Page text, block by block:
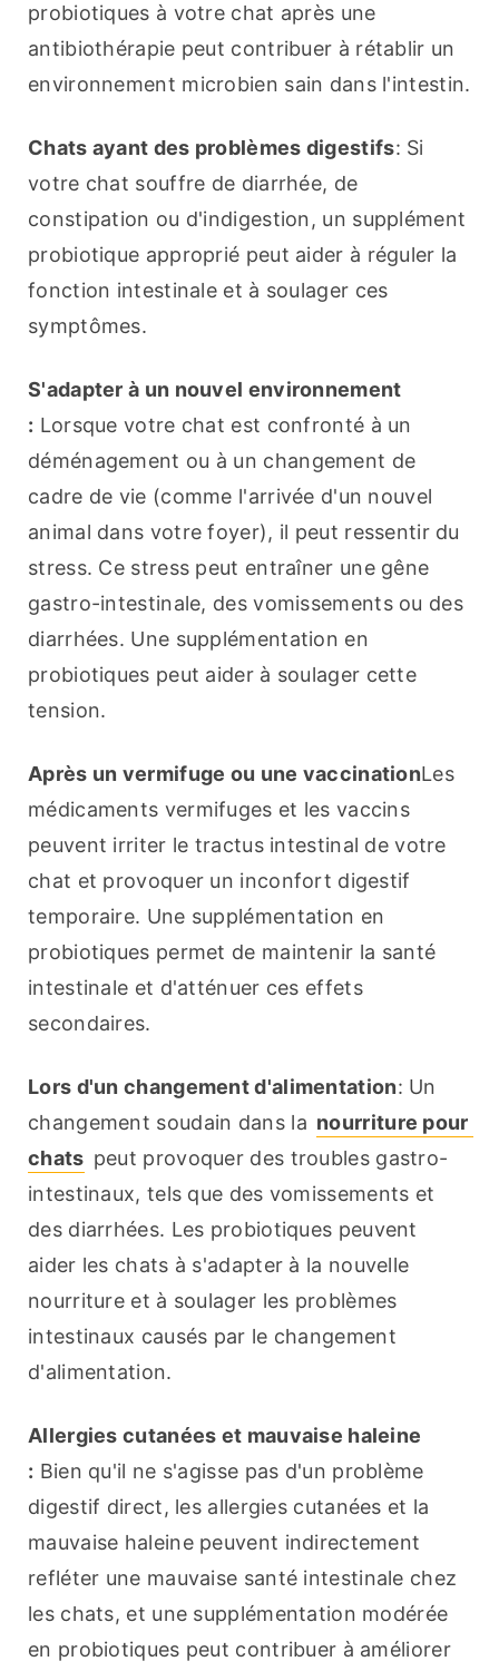
probiotiques à votre chat après une
antibiothérapie peut contribuer à rétablir un
environnement microbien sain dans l'intestin.
Chats ayant des problèmes digestifs: Si
votre chat souffre de diarrhée, de
constipation ou d'indigestion, un supplément
probiotique approprié peut aider à réguler la
fonction intestinale et à soulager ces
symptômes.
S'adapter à un nouvel environnement
: Lorsque votre chat est confronté à un
déménagement ou à un changement de
cadre de vie (comme l'arrivée d'un nouvel
animal dans votre foyer), il peut ressentir du
stress. Ce stress peut entraîner une gêne
gastro-intestinale, des vomissements ou des
diarrhées. Une supplémentation en
probiotiques peut aider à soulager cette
tension.
Après un vermifuge ou une vaccinationLes
médicaments vermifuges et les vaccins
peuvent irriter le tractus intestinal de votre
chat et provoquer un inconfort digestif
temporaire. Une supplémentation en
probiotiques permet de maintenir la santé
intestinale et d'atténuer ces effets
secondaires.
Lors d'un changement d'alimentation: Un
changement soudain dans la nourriture pour
chats peut provoquer des troubles gastro-
intestinaux, tels que des vomissements et
des diarrhées. Les probiotiques peuvent
aider les chats à s'adapter à la nouvelle
nourriture et à soulager les problèmes
intestinaux causés par le changement
d'alimentation.
Allergies cutanées et mauvaise haleine
: Bien qu'il ne s'agisse pas d'un problème
digestif direct, les allergies cutanées et la
mauvaise haleine peuvent indirectement
refléter une mauvaise santé intestinale chez
les chats, et une supplémentation modérée
en probiotiques peut contribuer à améliorer